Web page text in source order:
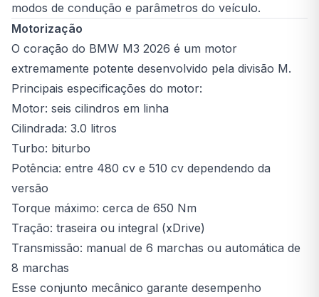
modos de condução e parâmetros do veículo.
Motorização
O coração do BMW M3 2026 é um motor
extremamente potente desenvolvido pela divisão M.
Principais especificações do motor:
Motor: seis cilindros em linha
Cilindrada: 3.0 litros
Turbo: biturbo
Potência: entre 480 cv e 510 cv dependendo da
versão
Torque máximo: cerca de 650 Nm
Tração: traseira ou integral (xDrive)
Transmissão: manual de 6 marchas ou automática de
8 marchas
Esse conjunto mecânico garante desempenho